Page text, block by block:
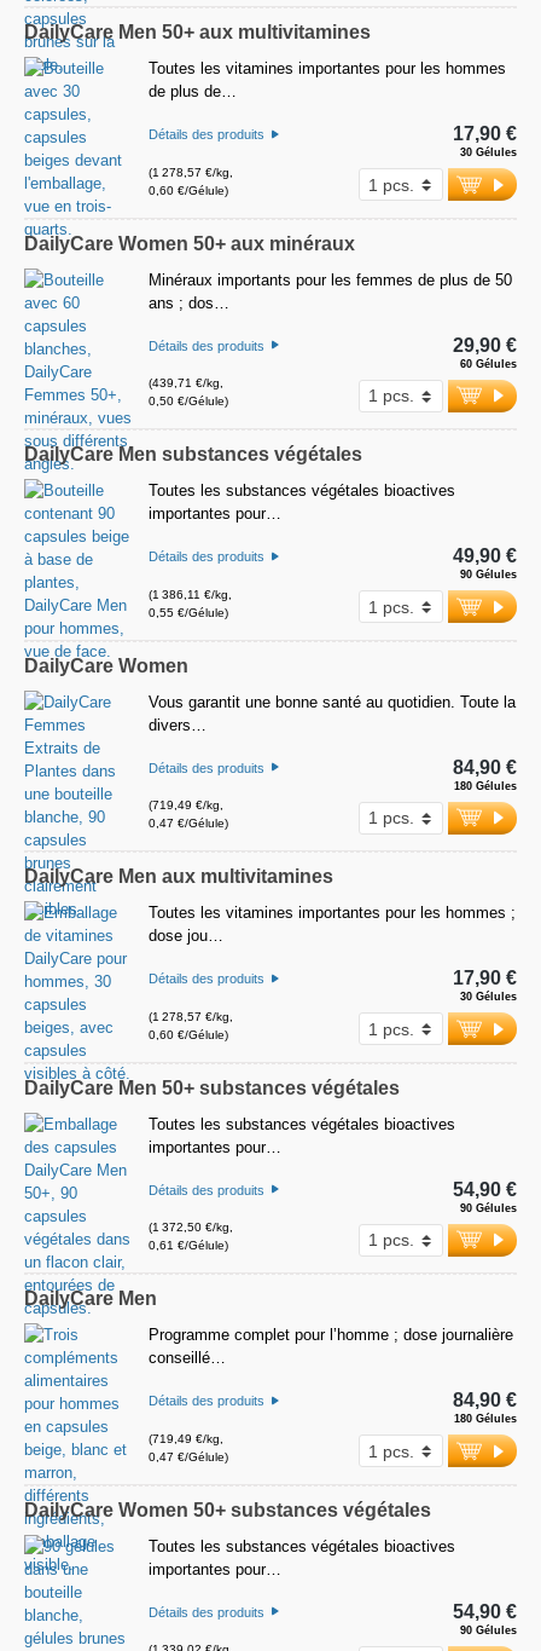
DailyCare Men 50+ aux multivitamines
Toutes les vitamines importantes pour les hommes
de plus de…
Détails des produits
(1 278,57 €/kg,
0,60 €/Gélule)
30 Gélules
17,90 €
DailyCare Women 50+ aux minéraux
Minéraux importants pour les femmes de plus de 50
ans ; dos…
Détails des produits
(439,71 €/kg,
0,50 €/Gélule)
60 Gélules
29,90 €
DailyCare Men substances végétales
Toutes les substances végétales bioactives
importantes pour…
Détails des produits
(1 386,11 €/kg,
0,55 €/Gélule)
90 Gélules
49,90 €
DailyCare Women
Vous garantit une bonne santé au quotidien. Toute la
divers…
Détails des produits
(719,49 €/kg,
0,47 €/Gélule)
180 Gélules
84,90 €
DailyCare Men aux multivitamines
Toutes les vitamines importantes pour les hommes ;
dose jou…
Détails des produits
(1 278,57 €/kg,
0,60 €/Gélule)
30 Gélules
17,90 €
DailyCare Men 50+ substances végétales
Toutes les substances végétales bioactives
importantes pour…
Détails des produits
(1 372,50 €/kg,
0,61 €/Gélule)
90 Gélules
54,90 €
DailyCare Men
Programme complet pour l’homme ; dose journalière
conseillé…
Détails des produits
(719,49 €/kg,
0,47 €/Gélule)
180 Gélules
84,90 €
DailyCare Women 50+ substances végétales
Toutes les substances végétales bioactives
importantes pour…
Détails des produits
90 Gélules
54,90 €